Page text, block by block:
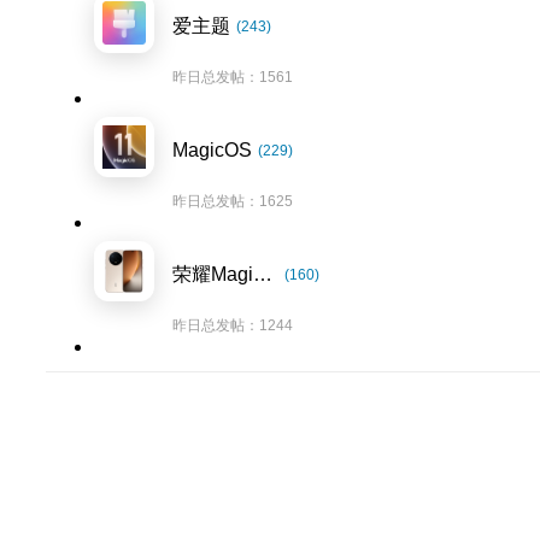
爱主题 (243)
昨日总发帖：1561
MagicOS (229)
昨日总发帖：1625
荣耀Magic8系列 (160)
昨日总发帖：1244